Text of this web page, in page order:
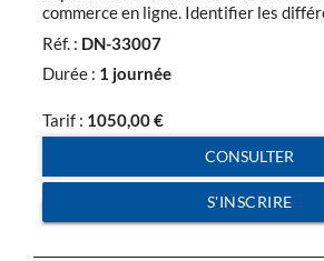
commerce en ligne. Identifier les
commande et donc accroître les
formation optimiser un site e-
[…]
Réf. : DN-33007
Durée : 1 journée
Tarif : 1050,00€
CONSULTER
S'INSCRIRE